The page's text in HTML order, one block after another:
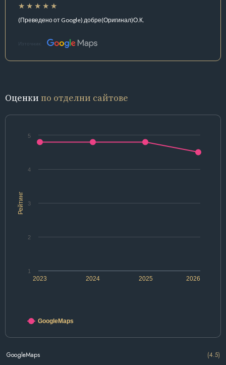
(Преведено от Google) добре(Оригинал)О.К.
Източник:
Оценки по отделни сайтове
Рейтинг
2024 2026
2023 2025
1
2
3
4
5
GoogleMaps
GoogleMaps (4.5)